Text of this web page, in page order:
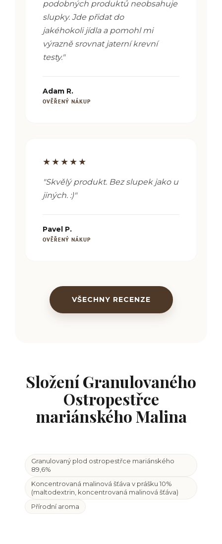
podobných produktů neobsahuje
slupky. Jde přidat do
jakéhokolijídla a pomohl mi
výrazně srovnat jaterní krevní
testy."
Adam R.
OVĚŘENÝ NÁKUP
★★★★★
"Skvělý produkt. Bez slupek jako u
jiných. :)"
Pavel P.
OVĚŘENÝ NÁKUP
VŠECHNY RECENZE
Složení Granulovaného
Ostropestřce
mariánského Malina
Granulovaný plod ostropestřce mariánského
89,6%
Koncentrovaná malinová šťáva v prášku 10%
(maltodextrin, koncentrovaná malinová šťáva)
Přírodní aroma